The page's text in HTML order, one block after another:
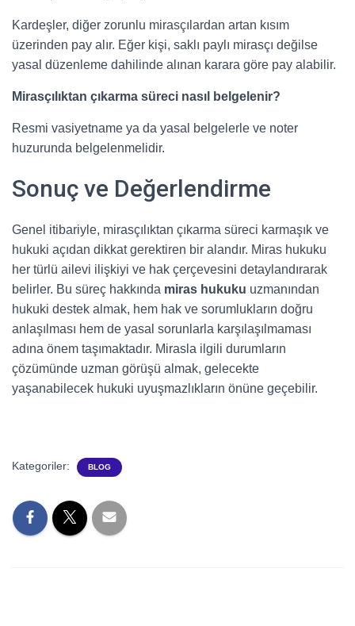
Kardeşler, diğer zorunlu mirasçılardan artan kısım
üzerinden pay alır. Eğer kişi, saklı paylı mirasçı değilse
yasal düzenleme dahilinde alınan karara göre pay alabilir.
Mirasçılıktan çıkarma süreci nasıl belgelenir?
Resmi vasiyetname ya da yasal belgelerle ve noter
huzurunda belgelenmelidir.
Sonuç ve Değerlendirme
Genel itibariyle, mirasçılıktan çıkarma süreci karmaşık ve
hukuki açıdan dikkat gerektiren bir alandır. Miras hukuku
her türlü ailevi ilişkiyi ve hak çerçevesini detaylandırarak
belirler. Bu süreç hakkında miras hukuku uzmanından
hukuki destek almak, hem hak ve sorumlukların doğru
anlaşılması hem de yasal sorunlarla karşılaşılmaması
adına önem taşımaktadır. Mirasla ilgili durumların
çözümünde uzman görüşü almak, gelecekte
yaşanabilecek hukuki uyuşmazlıkların önüne geçebilir.
Kategoriler: BLOG